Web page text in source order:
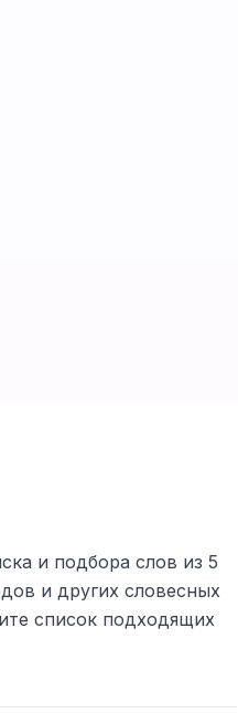
и подбора слов из 5
и других словесных
список подходящих